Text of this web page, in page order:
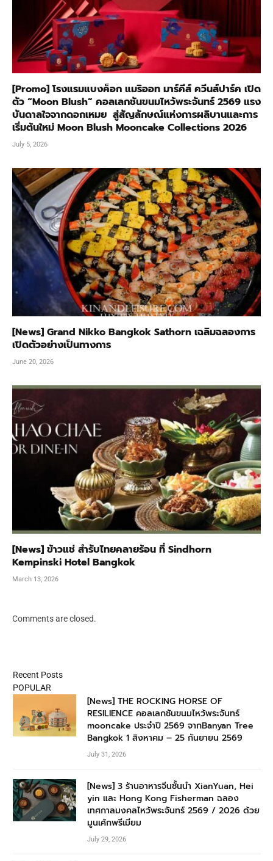
[Promo] โรงแรมแบงค็อก แมริออท มาร์คีส์ ควีนส์ปาร์ค เปิด
ตัว “Moon Blush” คอลเลกชันขนมไหว้พระจันทร์ 2569 แรง
บันดาลใจจากดอกเหมย สู่สัญลักษณ์แห่งการผลิบานและการ
เริ่มต้นใหม่ Moon Blush Mooncake Collections 2026
July 5, 2026
[News] Grand Nikko Bangkok Sathorn เฉลิมฉลองการ
เปิดตัวอย่างเป็นทางการ
June 20, 2026
[News] ข้าวแช่ สำรับไทยคลายร้อน ที่ Sindhorn
Kempinski Hotel Bangkok
March 13, 2026
Comments are closed.
Recent Posts
POPULAR
[News] THE ROCKING HORSE OF
RESILIENCE คอลเลกชันขนมไหว้พระจันทร์
mooncake ประจำปี 2569 จากBanyan Tree
Bangkok 1 สิงหาคม – 25 กันยายน 2569
July 31, 2026
[News] 3 ร้านอาหารจีนชั้นนำ XianYuan, Hei
yin และ Hong Kong Fisherman ฉลอง
เทศกาลมงคลไหว้พระจันทร์ 2569 / 2026 ด้วย
มูนเค้กพรีเมียม
July 29, 2026